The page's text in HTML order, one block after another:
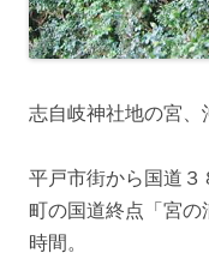
志自岐神社地の宮
平戸市街から国道
町の国道終点「宮の
時間。